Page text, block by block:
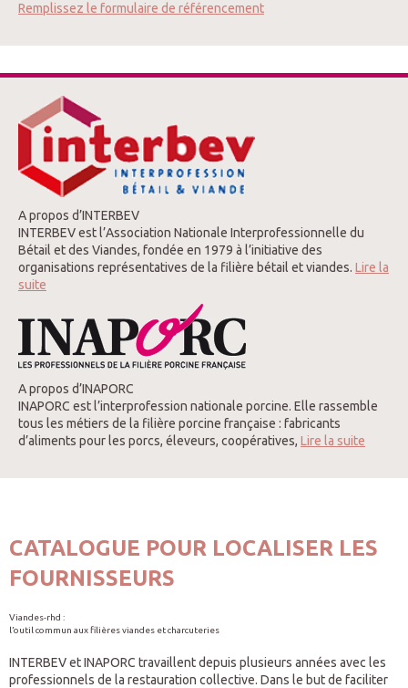
Remplissez le formulaire de référencement
A propos d’INTERBEV
INTERBEV est l’Association Nationale Interprofessionnelle du
Bétail et des Viandes, fondée en 1979 à l’initiative des
organisations représentatives de la filière bétail et viandes. Lire la
suite
A propos d’INAPORC
INAPORC est l’interprofession nationale porcine. Elle rassemble
tous les métiers de la filière porcine française : fabricants
d’aliments pour les porcs, éleveurs, coopératives, Lire la suite
CATALOGUE POUR LOCALISER LES
FOURNISSEURS
Viandes-rhd :
l’outil commun aux filières viandes et charcuteries
INTERBEV et INAPORC travaillent depuis plusieurs années avec les
professionnels de la restauration collective. Dans le but de faciliter